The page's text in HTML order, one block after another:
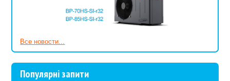
Все новости...
Популярні запити